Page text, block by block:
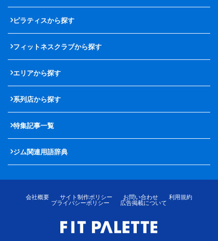
ピラティスから探す
フィットネスクラブから探す
エリアから探す
系列店から探す
特集記事一覧
ジム関連用語辞典
会社概要 サイト制作ポリシー お問い合わせ
利用規約
プライバシーポリシー
広告掲載について